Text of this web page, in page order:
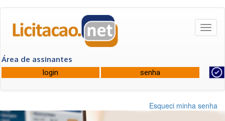
Área de assinantes
Esqueci minha senha